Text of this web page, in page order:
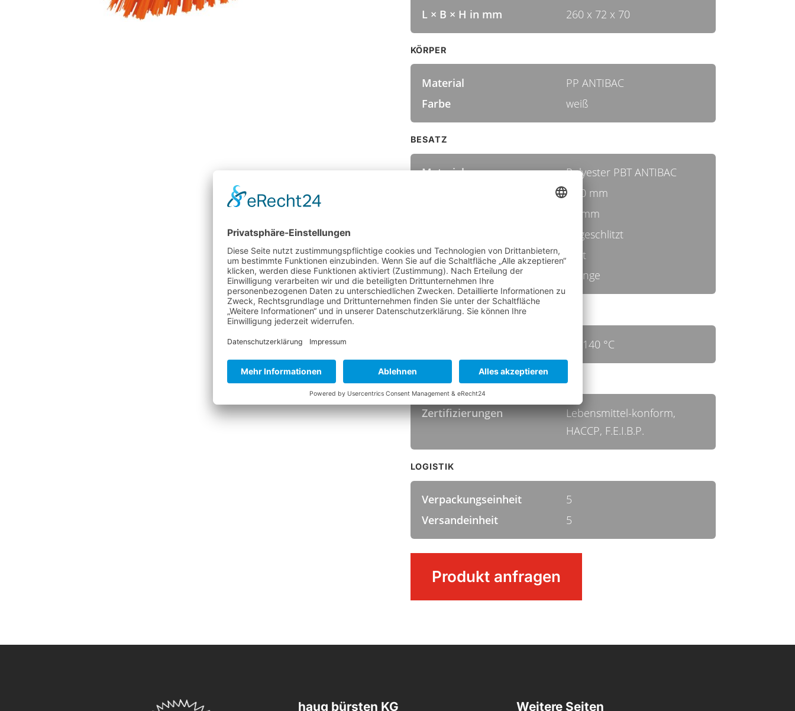
Produkt anfragen
L × B × H in mm 260 x 72 x 70
KÖRPER
Material
PP ANTIBAC
Farbe
weiß
BESATZ
Material
Polyester PBT ANTIBAC
0,50 mm
35 mm
ungeschlitzt
Härte
hart
Farbe
orange
TEMPERATUR
bis 140 °C
HYGIENESTANDARDS
Zertifizierungen
Lebensmittel-konform,
HACCP, F.E.I.B.P.
LOGISTIK
Verpackungseinheit
5
Versandeinheit
5
haug bürsten KG Weitere Seiten